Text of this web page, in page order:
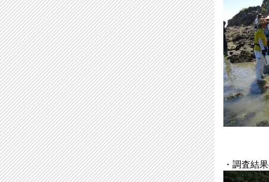
・調査結